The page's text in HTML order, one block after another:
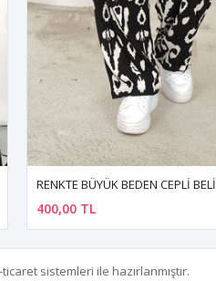
RENKTE BÜYÜK BEDEN CEPLİ BELİ LASTİKLİ BOL PAÇA PANTALON
ticaret sistemleri ile hazırlanmıştır.